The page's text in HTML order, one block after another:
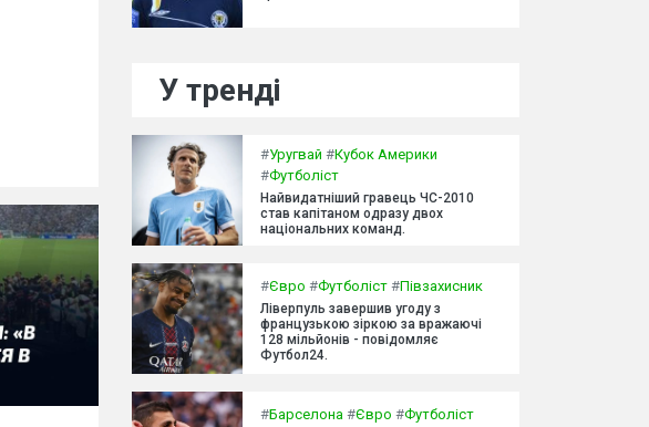
У тренді
#Уругвай #Кубок Америки
#Футболіст
Найвидатніший гравець ЧС-2010
став капітаном одразу двох
національних команд.
#Євро #Футболіст #Півзахисник
Ліверпуль завершив угоду з
французькою зіркою за вражаючі
128 мільйонів - повідомляє
Футбол24.
#Барселона #Євро #Футболіст